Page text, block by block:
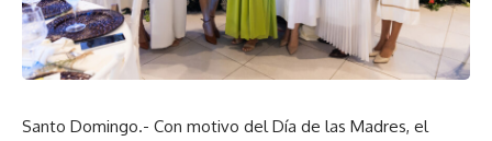
Santo Domingo.- Con motivo del Día de las Madres, el